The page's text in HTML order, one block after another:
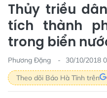
Thủy triều
tích thành
trong biển
Phương Đặng
30/10/2018
Theo dõi Báo Hà Tĩnh trên